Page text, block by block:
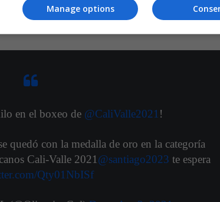
Hurtado(+91kig) y Camila Camilo
en el boxeo de @CaliValle2021 !
quedó con la medalla de oro en la categoría
Cali-Valle 2021 @santiago2023 te espera
Qty01NbISf
Manage options